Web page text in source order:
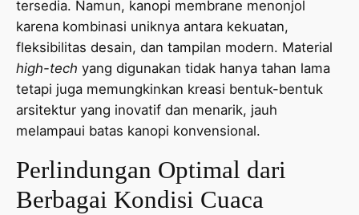
tersedia. Namun, kanopi membrane menonjol
karena kombinasi uniknya antara kekuatan,
fleksibilitas desain, dan tampilan modern. Material
high-tech yang digunakan tidak hanya tahan lama
tetapi juga memungkinkan kreasi bentuk-bentuk
arsitektur yang inovatif dan menarik, jauh
melampaui batas kanopi konvensional.
Perlindungan Optimal dari
Berbagai Kondisi Cuaca